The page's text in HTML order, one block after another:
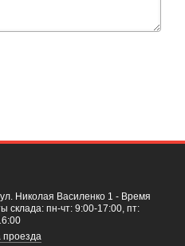
Николая Василенко 1 - Время
склада: пн-чт: 9:00-17:00, пт:
проезда